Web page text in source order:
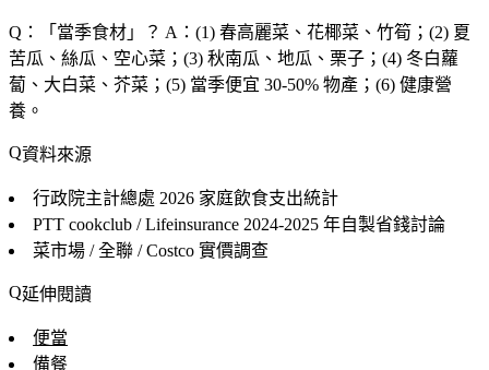
Q：「 當季食材 」？ A：(1) 春高麗菜、花椰菜、竹筍；(2) 夏
苦瓜、絲瓜、空心菜；(3) 秋南瓜、地瓜、栗子；(4) 冬白蘿
蔔、大白菜、芥菜；(5) 當季便宜 30-50% 物產；(6) 健康營
養。
資料來源
行政院主計總處 2026 家庭飲食支出統計
PTT cookclub / Lifeinsurance 2024-2025 年自製省錢討論
菜市場 / 全聯 / Costco 實價調查
延伸閱讀
便當
備餐